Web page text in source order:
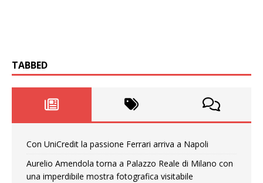
TABBED
Con UniCredit la passione Ferrari arriva a Napoli
Aurelio Amendola torna a Palazzo Reale di Milano con
una imperdibile mostra fotografica visitabile